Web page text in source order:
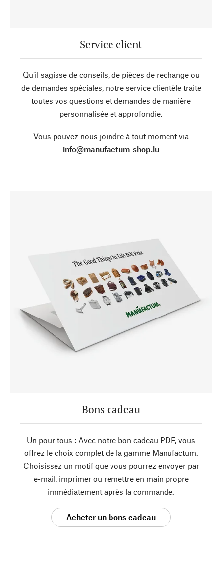
Service client
Qu’il sagisse de conseils, de pièces de rechange ou
de demandes spéciales, notre service clientèle traite
toutes vos questions et demandes de manière
personnalisée et approfondie.
Vous pouvez nous joindre à tout moment via
info@manufactum-shop.lu
Bons cadeau
Un pour tous : Avec notre bon cadeau PDF, vous
offrez le choix complet de la gamme Manufactum.
Choisissez un motif que vous pourrez envoyer par
e-mail, imprimer ou remettre en main propre
immédiatement après la commande.
Acheter un bons cadeau